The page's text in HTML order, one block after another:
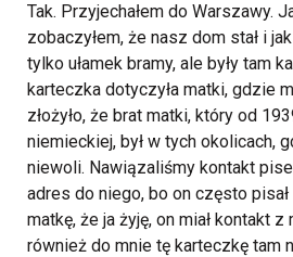
Tak. Przyjechałem do Warszawy.
zobaczyłem, że nasz dom stał i
tylko ułamek bramy, ale były tam
karteczka dotyczyła matki, gdzie
złożyło, że brat matki, który od
niemieckiej, był w tych okolicach,
niewoli. Nawiązaliśmy kontakt
adres do niego, bo on często pisał
matkę, że ja żyję, on miał kontakt
również do mnie tę karteczkę tam